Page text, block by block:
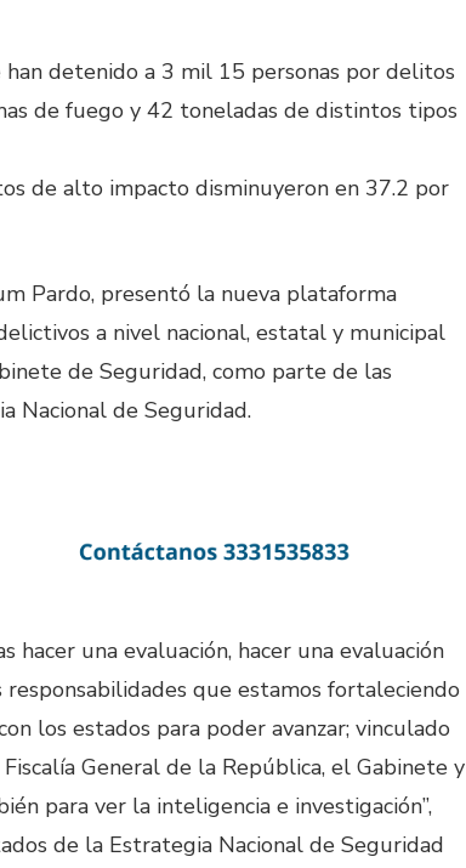
detenido a 3 mil 15 personas por delitos
de fuego y 42 toneladas de distintos tipos
de alto impacto disminuyeron en 37.2 por
Pardo, presentó la nueva plataforma
a nivel nacional, estatal y municipal
de Seguridad, como parte de las
Nacional de Seguridad.
una evaluación, hacer una evaluación
que estamos fortaleciendo
los estados para poder avanzar; vinculado
General de la República, el Gabinete y
para ver la inteligencia e investigación”,
de la Estrategia Nacional de Seguridad